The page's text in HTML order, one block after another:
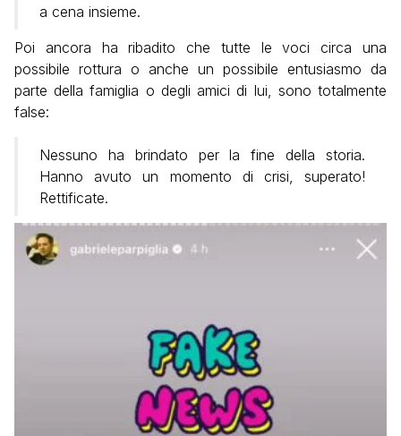
a cena insieme.
Poi ancora ha ribadito che tutte le voci circa una
possibile rottura o anche un possibile entusiasmo da
parte della famiglia o degli amici di lui, sono totalmente
false:
Nessuno ha brindato per la fine della storia.
Hanno avuto un momento di crisi, superato!
Rettificate.